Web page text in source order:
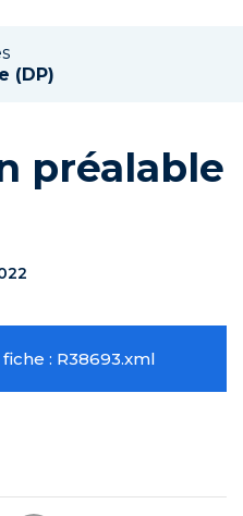
(DP)
préalable
: R38693.xml